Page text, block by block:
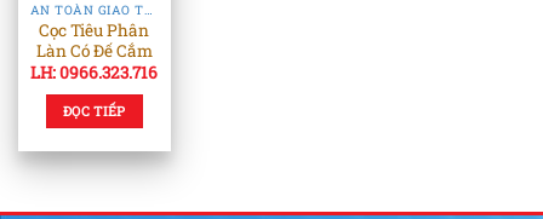
AN TOÀN GIAO THÔNG
Cọc Tiêu Phân
Làn Có Đế Cắm
LH: 0966.323.716
ĐỌC TIẾP